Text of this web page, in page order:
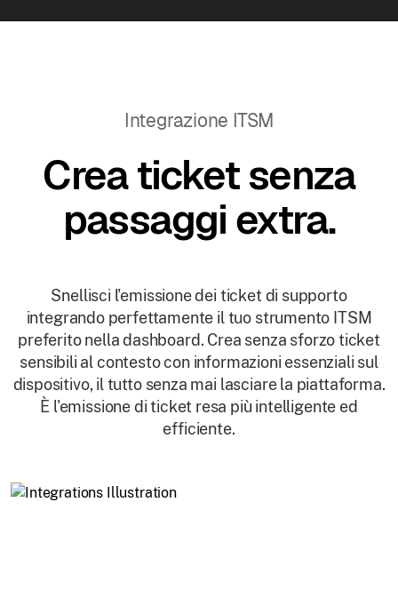
Integrazione ITSM
Crea ticket senza
passaggi extra.
Snellisci l'emissione dei ticket di supporto
integrando perfettamente il tuo strumento ITSM
preferito nella dashboard. Crea senza sforzo ticket
sensibili al contesto con informazioni essenziali sul
dispositivo, il tutto senza mai lasciare la piattaforma.
È l'emissione di ticket resa più intelligente ed
efficiente.